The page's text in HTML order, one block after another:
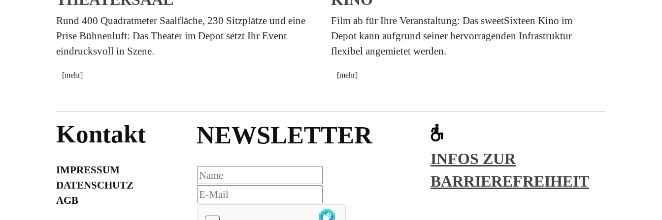
Rund 400 Quadratmeter Saalfläche, 230 Sitzplätze und eine
Prise Bühnenluft: Das Theater im Depot setzt Ihr Event
eindrucksvoll in Szene.
[mehr]
Film ab für Ihre Veranstaltung: Das sweetSixteen Kino im
Depot kann aufgrund seiner hervorragenden Infrastruktur
flexibel angemietet werden.
[mehr]
Kontakt
IMPRESSUM
DATENSCHUTZ
AGB
NEWSLETTER
INFOS ZUR
BARRIEREFREIHEIT